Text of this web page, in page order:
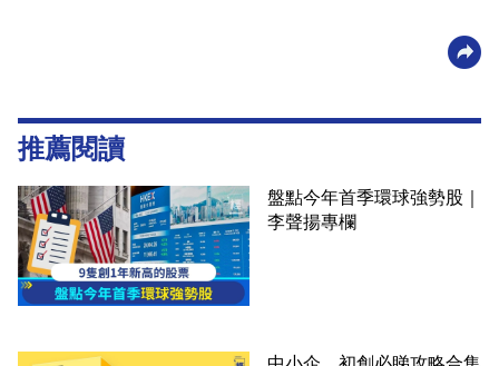
推薦閱讀
盤點今年首季環球強勢股｜
李聲揚專欄